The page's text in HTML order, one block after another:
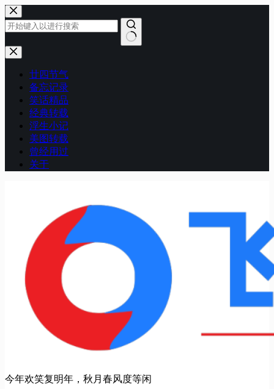
跳
至
内
容
无
廿四节气
备忘记录
笑话精品
经典转载
浮生小记
美图转载
曾经用过
关于
今年欢笑复明年，秋月春风度等闲